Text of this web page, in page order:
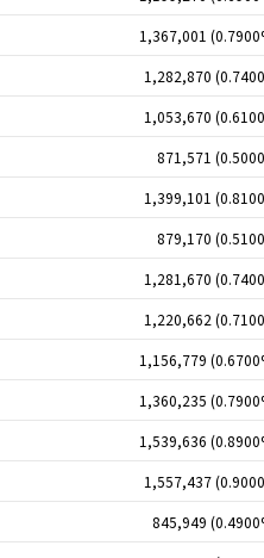
1,367,001
1,282,870
1,053,670
871,571
1,399,101
879,170
1,281,670
1,220,662
1,156,779
1,360,235
1,539,636
1,557,437
845,949